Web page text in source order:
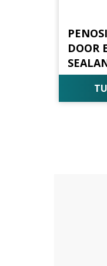
DOOR